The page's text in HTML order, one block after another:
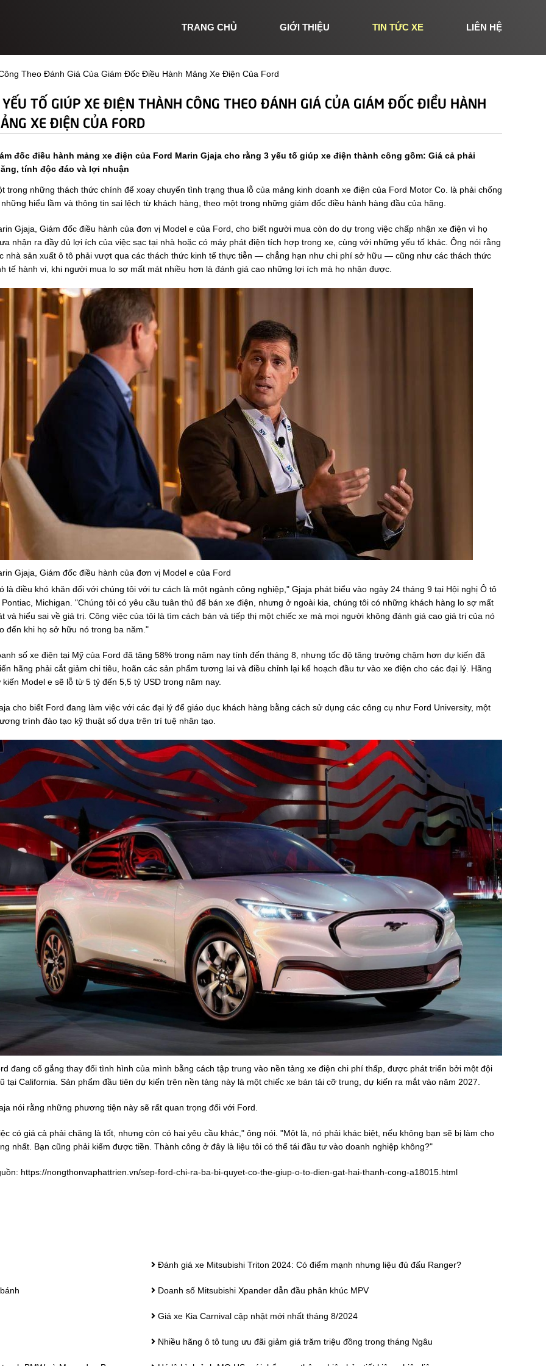
TRANG CHỦ GIỚI THIỆU TIN TỨC XE LIÊN HỆ
Theo Đánh Giá Của Giám Đốc Điều Hành Mảng Xe Điện Của Ford
TỐ GIÚP XE ĐIỆN THÀNH CÔNG THEO ĐÁNH GIÁ CỦA GIÁM ĐỐC ĐIỀU HÀNH
XE ĐIỆN CỦA FORD
đốc điều hành mảng xe điện của Ford Marin Gjaja cho rằng 3 yếu tố giúp xe điện thành công gồm: Giá cả phải
tính độc đáo và lợi nhuận
trong những thách thức chính để xoay chuyển tình trạng thua lỗ của mảng kinh doanh xe điện của Ford Motor Co. là phải chống
hiểu lầm và thông tin sai lệch từ khách hàng, theo một trong những giám đốc điều hành hàng đầu của hãng.
Gjaja, Giám đốc điều hành của đơn vị Model e của Ford, cho biết người mua còn do dự trong việc chấp nhận xe điện vì họ
nhận ra đầy đủ lợi ích của việc sạc tại nhà hoặc có máy phát điện tích hợp trong xe, cùng với những yếu tố khác. Ông nói rằng
nhà sản xuất ô tô phải vượt qua các thách thức kinh tế thực tiễn — chẳng hạn như chi phí sở hữu — cũng như các thách thức
tế hành vi, khi người mua lo sợ mất mát nhiều hơn là đánh giá cao những lợi ích mà họ nhận được.
Gjaja, Giám đốc điều hành của đơn vị Model e của Ford
là điều khó khăn đối với chúng tôi với tư cách là một ngành công nghiệp," Gjaja phát biểu vào ngày 24 tháng 9 tại Hội nghị Ô tô
Pontiac, Michigan. "Chúng tôi có yêu cầu tuân thủ để bán xe điện, nhưng ở ngoài kia, chúng tôi có những khách hàng lo sợ mất
và hiểu sai về giá trị. Công việc của tôi là tìm cách bán và tiếp thị một chiếc xe mà mọi người không đánh giá cao giá trị của nó
đến khi họ sở hữu nó trong ba năm."
số xe điện tại Mỹ của Ford đã tăng 58% trong năm nay tính đến tháng 8, nhưng tốc độ tăng trưởng chậm hơn dự kiến đã
hãng phải cắt giảm chi tiêu, hoãn các sản phẩm tương lai và điều chỉnh lại kế hoạch đầu tư vào xe điện cho các đại lý. Hãng
kiến Model e sẽ lỗ từ 5 tỷ đến 5,5 tỷ USD trong năm nay.
cho biết Ford đang làm việc với các đại lý để giáo dục khách hàng bằng cách sử dụng các công cụ như Ford University, một
trình đào tạo kỹ thuật số dựa trên trí tuệ nhân tạo.
đang cố gắng thay đổi tình hình của mình bằng cách tập trung vào nền tảng xe điện chi phí thấp, được phát triển bởi một đội
tại California. Sản phẩm đầu tiên dự kiến trên nền tảng này là một chiếc xe bán tải cỡ trung, dự kiến ra mắt vào năm 2027.
nói rằng những phương tiện này sẽ rất quan trọng đối với Ford.
có giá cả phải chăng là tốt, nhưng còn có hai yêu cầu khác," ông nói. "Một là, nó phải khác biệt, nếu không bạn sẽ bị làm cho
nhất. Bạn cũng phải kiếm được tiền. Thành công ở đây là liệu tôi có thể tái đầu tư vào doanh nghiệp không?"
https://nongthonvaphattrien.vn/sep-ford-chi-ra-ba-bi-quyet-co-the-giup-o-to-dien-gat-hai-thanh-cong-a18015.html
Đánh giá xe Mitsubishi Triton 2024: Có điểm mạnh nhưng liệu đủ đấu Ranger?
Doanh số Mitsubishi Xpander dẫn đầu phân khúc MPV
Giá xe Kia Carnival cập nhật mới nhất tháng 8/2024
Nhiều hãng ô tô tung ưu đãi giảm giá trăm triệu đồng trong tháng Ngâu